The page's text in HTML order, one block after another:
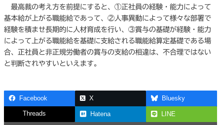
最高裁の考え方を前提にすると、①正社員の経験・能力によって
基本給が上がる職能給であって、②人事異動によって様々な部署で
経験を積ませ長期的に人材育成を行い、③賞与の基礎が経験・能力
によって上がる職能給を基礎に支給される職能給算定基礎である場
合、正社員と非正規労働者の賞与の支給の相違は、不合理ではない
と判断されやすいといえます。
Facebook X Bluesky
Threads Hatena LINE